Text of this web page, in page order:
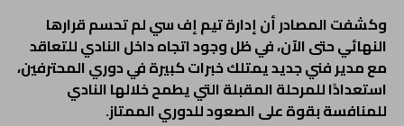
وكشفت المصادر أن إدارة تيم إف سي لم تحسم قرارها
النهائي حتى الآن، في ظل وجود اتجاه داخل النادي للتعاقد
مع مدير فني جديد يمتلك خبرات كبيرة في دوري المحترفين،
استعدادًا للمرحلة المقبلة التي يطمح خلالها النادي
للمنافسة بقوة على الصعود للدوري الممتاز.